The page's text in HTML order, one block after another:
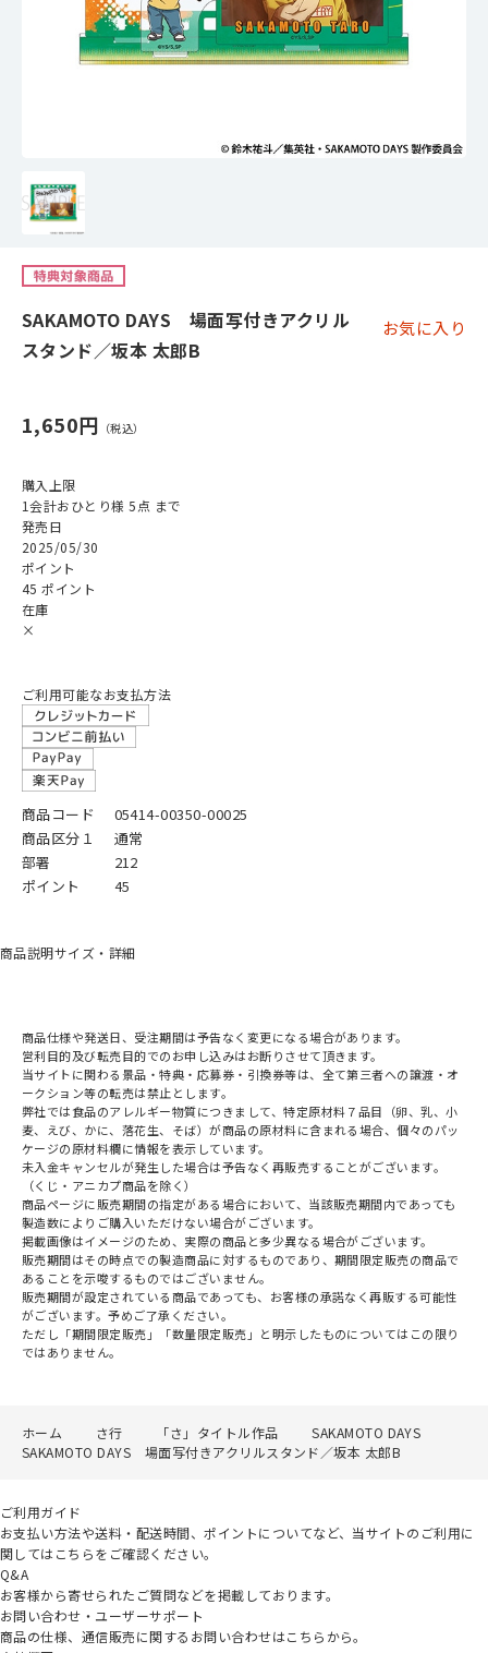
SAKAMOTO DAYS 場面写付きアクリル
スタンド／坂本 太郎B
お気に入り
1,650円
購入上限
1会計おひとり様 5点 まで
発売日
2025/05/30
ポイント
45 ポイント
在庫
×
ご利用可能なお支払方法
商品コード
05414-00350-00025
商品区分１
通常
部署
212
ポイント
45
商品説明サイズ・詳細
商品仕様や発送日、受注期間は予告なく変更になる場合があります。
営利目的及び転売目的でのお申し込みはお断りさせて頂きます。
当サイトに関わる景品・特典・応募券・引換券等は、全て第三者への譲渡・オ
ークション等の転売は禁止とします。
弊社では食品のアレルギー物質につきまして、特定原材料７品目（卵、乳、小
麦、えび、かに、落花生、そば）が商品の原材料に含まれる場合、個々のパッ
ケージの原材料欄に情報を表示しています。
未入金キャンセルが発生した場合は予告なく再販売することがございます。
（くじ・アニカプ商品を除く）
商品ページに販売期間の指定がある場合において、当該販売期間内であっても
製造数によりご購入いただけない場合がございます。
掲載画像はイメージのため、実際の商品と多少異なる場合がございます。
販売期間はその時点での製造商品に対するものであり、期間限定販売の商品で
あることを示唆するものではございません。
販売期間が設定されている商品であっても、お客様の承諾なく再販する可能性
がございます。予めご了承ください。
ただし「期間限定販売」「数量限定販売」と明示したものについてはこの限り
ではありません。
ホーム さ行 「さ」タイトル作品
SAKAMOTO DAYS
SAKAMOTO DAYS 場面写付きアクリルスタンド／坂本 太郎B
ご利用ガイド
お支払い方法や送料・配送時間、ポイントについてなど、当サイトのご利用に
関してはこちらをご確認ください。
Q&A
お客様から寄せられたご質問などを掲載しております。
お問い合わせ・ユーザーサポート
商品の仕様、通信販売に関するお問い合わせはこちらから。